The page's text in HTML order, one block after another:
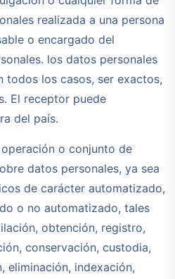
realizada a una persona
o encargado del
los datos personales
todos los casos, ser exactos,
El receptor puede
del país.
o conjunto de
datos personales, ya sea
de carácter automatizado,
o no automatizado, tales
obtención, registro,
conservación, custodia,
eliminación, indexación,